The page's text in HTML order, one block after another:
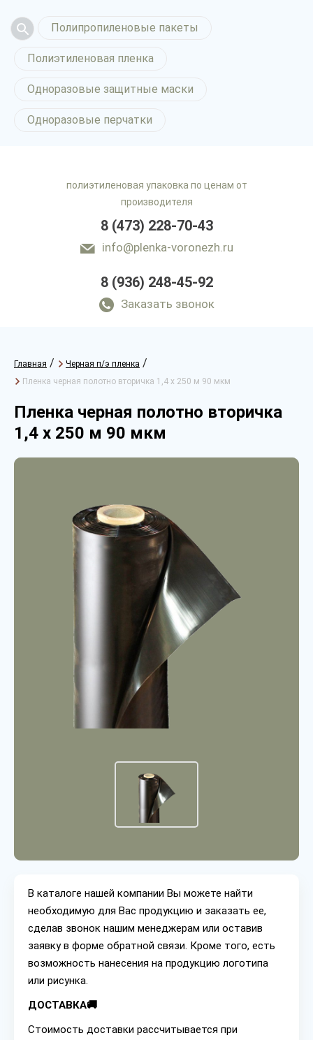
Полипропиленовые пакеты
Полиэтиленовая пленка
Одноразовые защитные маски
Одноразовые перчатки
полиэтиленовая упаковка по ценам от
производителя
8 (473) 228-70-43
info@plenka-voronezh.ru
8 (936) 248-45-92
Заказать звонок
Главная / Черная п/э пленка /
Пленка черная полотно вторичка 1,4 х 250 м 90 мкм
Пленка черная полотно вторичка
1,4 х 250 м 90 мкм
В каталоге нашей компании Вы можете найти
необходимую для Вас продукцию и заказать ее,
сделав звонок нашим менеджерам или оставив
заявку в форме обратной связи. Кроме того, есть
возможность нанесения на продукцию логотипа
или рисунка.
ДОСТАВКА🚚
Стоимость доставки рассчитывается при